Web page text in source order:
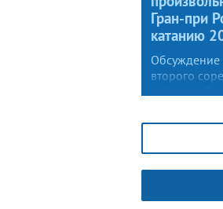
Гран-при
катанию
Обсуждение
второго